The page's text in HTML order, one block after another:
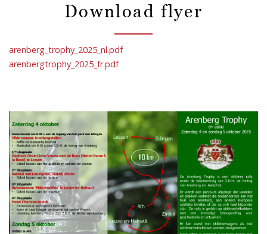
Download flyer
arenberg_trophy_2025_nl.pdf
arenbergtrophy_2025_fr.pdf